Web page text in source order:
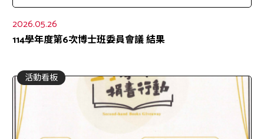
2026.05.26
114學年度第6次博士班委員會議 結果
活動看板